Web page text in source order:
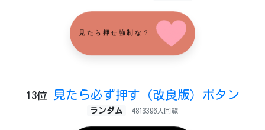
見たら押せ強制な？
13位 見たら必ず押す（改良版）ボタン
ランダム 4813396人回覧